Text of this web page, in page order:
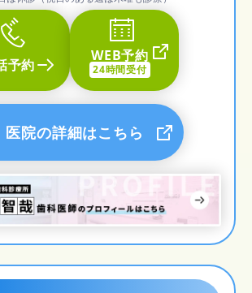
予約
WEB予約
24時間受付
医院の詳細はこちら